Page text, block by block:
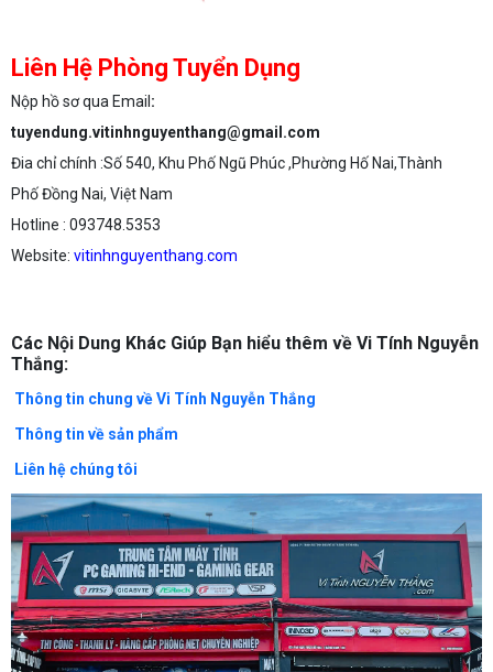
Liên Hệ Phòng Tuyển Dụng
Nộp hồ sơ qua Email :
tuyendung.vitinhnguyenthang@gmail.com
Đia chỉ chính :Số 540, Khu Phố Ngũ Phúc ,Phường Hố Nai,Thành
Phố Đồng Nai, Việt Nam
Hotline : 093748.5353
Website: vitinhnguyenthang.com
Các Nội Dung Khác Giúp Bạn hiểu thêm về Vi Tính Nguyễn
Thắng:
Thông tin chung về Vi Tính Nguyễn Thắng
Thông tin về sản phẩm
Liên hệ chúng tôi